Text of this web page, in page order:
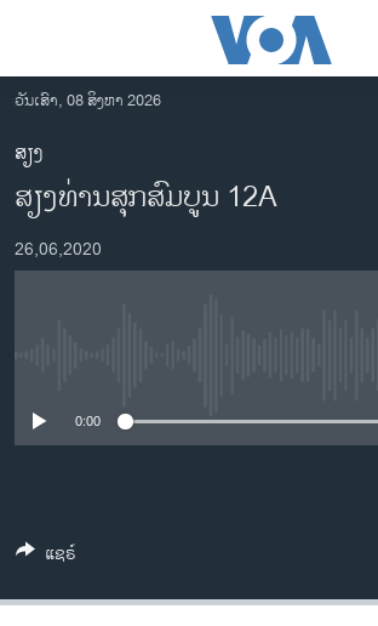
ເຂົ້າ
ຫາ
ຂ້າມ
ຂ້າມ
ຂ້າມ
ໄປ
ລາວ
ອາເມຣິກາ
ການເລືອກຕັ້ງ ປະທານາທີບໍດີ ສະຫະລັດ 2024
ອິດສະຫຼະພາບດ້ານການຂ່າວ
ວິທະຍາສາດ-ເທັກໂນໂລຈີ
ທຸລະກິດ
ວັນເສົາ, 08 ສິງຫາ 2026
ສຽງ
ສຽງທ່ານສຸກສົມບູນ 12A
26,06,2020
0:00
ແຊຣ໌